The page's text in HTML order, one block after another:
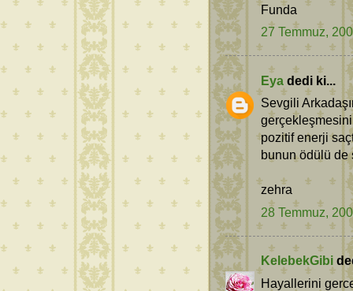
Funda
27 Temmuz,
Eya dedi ki...
Sevgili
pozitif enerji
bunun ödülü de
zehra
28 Temmuz,
KelebekGibi
Hayallerini